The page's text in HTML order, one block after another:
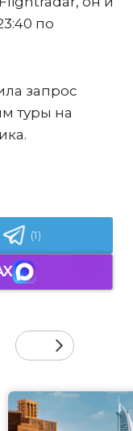
по
запрос
туры на
(1)